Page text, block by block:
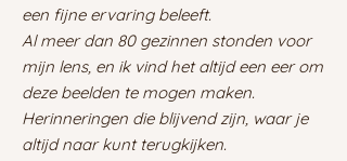
een fijne ervaring beleeft.
Al meer dan 80 gezinnen stonden voor
mijn lens, en ik vind het altijd een eer om
deze beelden te mogen maken.
Herinneringen die blijvend zijn, waar je
altijd naar kunt terugkijken.